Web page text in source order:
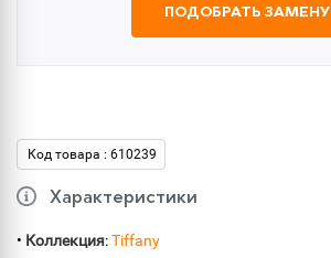
ПОДОБРАТЬ ЗАМЕНУ
Код товара : 610239
Характеристики
• Коллекция:Tiffany